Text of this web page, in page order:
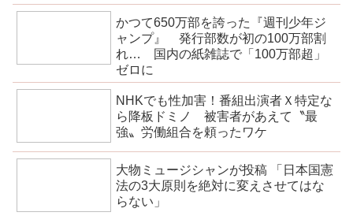
かつて650万部を誇った『週刊少年ジ
ャンプ』 発行部数が初の100万部割
れ… 国内の紙雑誌で「100万部超」
ゼロに
NHKでも性加害！番組出演者Ｘ特定な
ら降板ドミノ 被害者があえて〝最
強〟労働組合を頼ったワケ
大物ミュージシャンが投稿 「日本国憲
法の3大原則を絶対に変えさせてはな
らない」